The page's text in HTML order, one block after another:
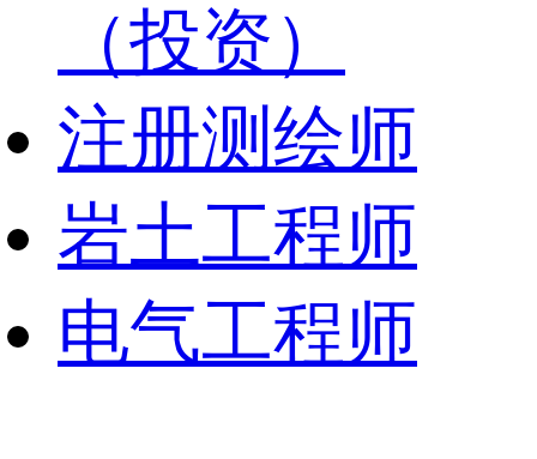
（投资）
注册测绘师
岩土工程师
电气工程师